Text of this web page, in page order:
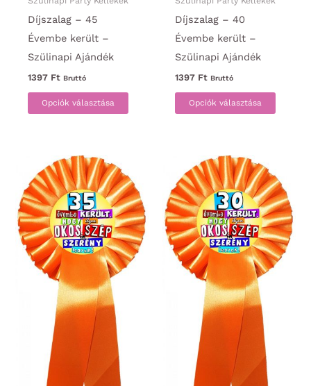
Díjszalag – 45
Évembe került –
Szülinapi Ajándék
1397 Ft Bruttó
Opciók választása
Ennek
a
van.
A
változatok
a
termékoldalon
Díjszalag – 40
Évembe került –
Szülinapi Ajándék
1397 Ft Bruttó
Opciók választása
Ennek
a
van.
A
a